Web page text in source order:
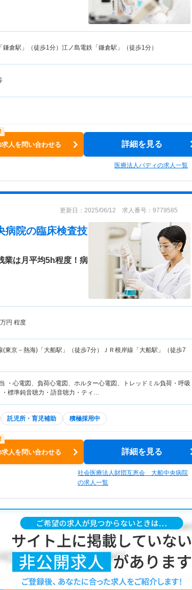
鎌倉駅」（徒歩1分）江ノ島電鉄「鎌倉駅」（徒歩1分）
求人を問い合わせる 詳細を見る
医療法人バディの求人一覧
更新日：2025/06/12 求人番号：9779585
病院の臨床検査技
業は月平均5h程度！病
万円 程度
(東京－熱海)「大船駅」（徒歩7分）ＪＲ根岸線「大船駅」（徒歩7
・心電図、負荷心電図、ホルター心電図、トレッドミル負荷・呼吸
標準鈍音聴力・語音聴力・ティ…
託児所・育児補助 積極採用中
求人を問い合わせる 詳細を見る
社会医療法人財団互恵会 大船中央病院
の求人一覧